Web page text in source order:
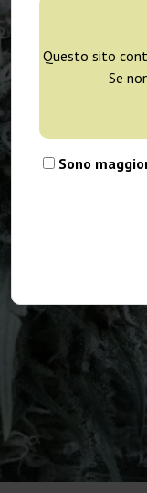
Questo sito
Se
Sono